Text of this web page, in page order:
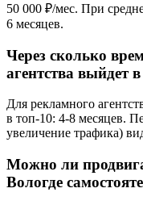
50 000 ₽/мес. При
6 месяцев.
Через сколько
агентства выйдет
Для рекламного
в топ-10: 4-8 месяцев.
увеличение трафика)
Можно ли
Вологде